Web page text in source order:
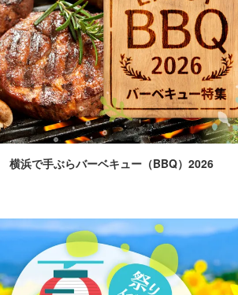
横浜で手ぶらバーベキュー（BBQ）2026